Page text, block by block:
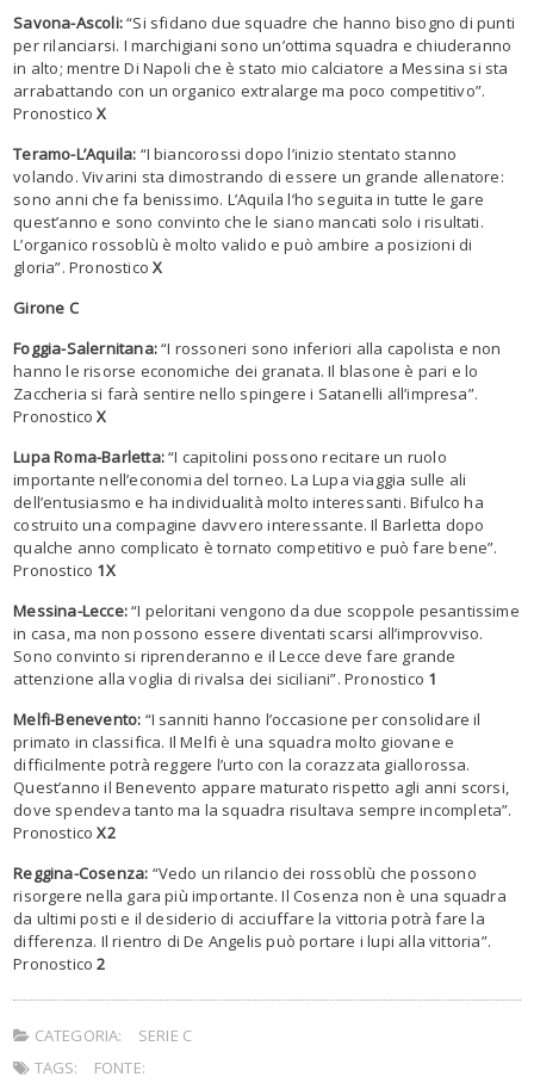
Savona-Ascoli:“Si sfidano due squadre che hanno bisogno di punti
per rilanciarsi. I marchigiani sono un’ottima squadra e chiuderanno
in alto; mentre Di Napoli che è stato mio calciatore a Messina si sta
arrabattando con un organico extralarge ma poco competitivo”.
PronosticoX
Teramo-L’Aquila: “I biancorossi dopo l’inizio stentato stanno
volando. Vivarini sta dimostrando di essere un grande allenatore:
sono anni che fa benissimo. L’Aquila l’ho seguita in tutte le gare
quest’anno e sono convinto che le siano mancati solo i risultati.
L’organico rossoblù è molto valido e può ambire a posizioni di
gloria”. PronosticoX
Girone C
Foggia-Salernitana:“I rossoneri sono inferiori alla capolista e non
hanno le risorse economiche dei granata. Il blasone è pari e lo
Zaccheria si farà sentire nello spingere i Satanelli all’impresa”.
PronosticoX
Lupa Roma-Barletta:“I capitolini possono recitare un ruolo
importante nell’economia del torneo. La Lupa viaggia sulle ali
dell’entusiasmo e ha individualità molto interessanti. Bifulco ha
costruito una compagine davvero interessante. Il Barletta dopo
qualche anno complicato è tornato competitivo e può fare bene”.
Pronostico 1X
Messina-Lecce:“I peloritani vengono da due scoppole pesantissime
in casa, ma non possono essere diventati scarsi all’improvviso.
Sono convinto si riprenderanno e il Lecce deve fare grande
attenzione alla voglia di rivalsa dei siciliani”. Pronostico 1
Melfi-Benevento: “I sanniti hanno l’occasione per consolidare il
primato in classifica. Il Melfi è una squadra molto giovane e
difficilmente potrà reggere l’urto con la corazzata giallorossa.
Quest’anno il Benevento appare maturato rispetto agli anni scorsi,
dove spendeva tanto ma la squadra risultava sempre incompleta”.
Pronostico X2
Reggina-Cosenza: “Vedo un rilancio dei rossoblù che possono
risorgere nella gara più importante. Il Cosenza non è una squadra
da ultimi posti e il desiderio di acciuffare la vittoria potrà fare la
differenza. Il rientro di De Angelis può portare i lupi alla vittoria”.
Pronostico2
CATEGORIA:
SERIE C
TAGS:
FONTE: